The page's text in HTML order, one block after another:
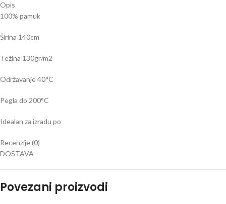
Opis
100% pamuk
Širina 140cm
Težina 130gr/m2
Održavanje 40°C
Pegla do 200°C
Idealan za izradu po
Recenzije (0)
DOSTAVA
Povezani proizvodi